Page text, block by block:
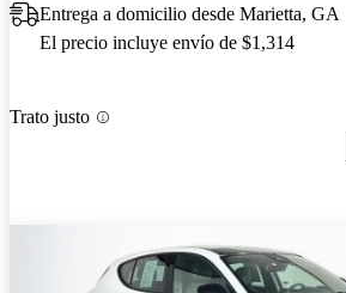
Entrega a domicilio desde Marietta, GA
El precio incluye envío de $1,314
Trato justo